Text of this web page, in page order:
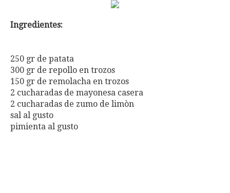
Ingredientes:
250 gr de patata
300 gr de repollo en trozos
150 gr de remolacha en trozos
2 cucharadas de mayonesa casera
2 cucharadas de zumo de limòn
sal al gusto
pimienta al gusto